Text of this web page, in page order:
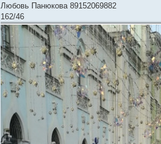
о
щ
е
н
е
Любовь Панюкова 89152069882
162/46